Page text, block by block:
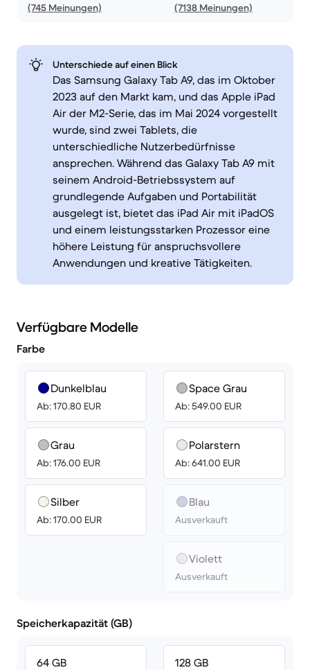
(745 Meinungen)
(7138 Meinungen)
Unterschiede auf einen Blick
Das Samsung Galaxy Tab A9, das im Oktober
2023 auf den Markt kam, und das Apple iPad
Air der M2-Serie, das im Mai 2024 vorgestellt
wurde, sind zwei Tablets, die
unterschiedliche Nutzerbedürfnisse
ansprechen. Während das Galaxy Tab A9 mit
seinem Android-Betriebssystem auf
grundlegende Aufgaben und Portabilität
ausgelegt ist, bietet das iPad Air mit iPadOS
und einem leistungsstarken Prozessor eine
höhere Leistung für anspruchsvollere
Anwendungen und kreative Tätigkeiten.
Verfügbare Modelle
Farbe
Dunkelblau
Ab: 170.80 EUR
Grau
Ab: 176.00 EUR
Silber
Ab: 170.00 EUR
Space Grau
Ab: 549.00 EUR
Polarstern
Ab: 641.00 EUR
Blau
Ausverkauft
Violett
Ausverkauft
Speicherkapazität (GB)
64 GB 128 GB